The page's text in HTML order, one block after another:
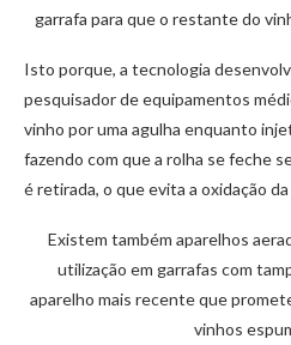
garrafa para que o restante do
Isto porque, a tecnologia
pesquisador de equipamentos
vinho por uma agulha enquanto
fazendo com que a rolha se feche
é retirada, o que evita a oxidação
Existem também aparelhos
utilização em garrafas com
aparelho mais recente que
vinhos